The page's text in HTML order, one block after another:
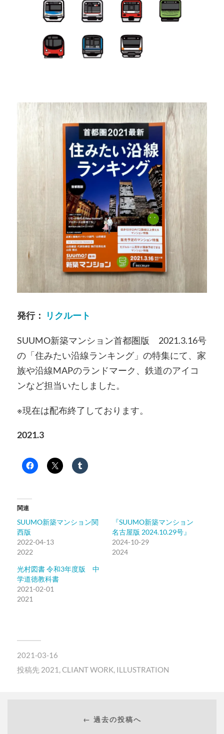
発行： リクルート
SUUMO新築マンション首都圏版 2021.3.16号
の「住みたい沿線ランキング」の特集にて、家
族や沿線MAPのランドマーク、鉄道のアイコ
ンなど担当いたしました。
※現在は配布終了しております。
2021.3
関連
SUUMO新築マンション関
西版
2022-04-13
2022
『SUUMO新築マンション
名古屋版 2024.10.29号』
2024-10-29
2024
光村図書 令和3年度版 中
学道徳教科書
2021-02-01
2021
2021-03-16
投稿先 2021 ,CLIANT WORK, ILLUSTRATION
← 過去の投稿へ